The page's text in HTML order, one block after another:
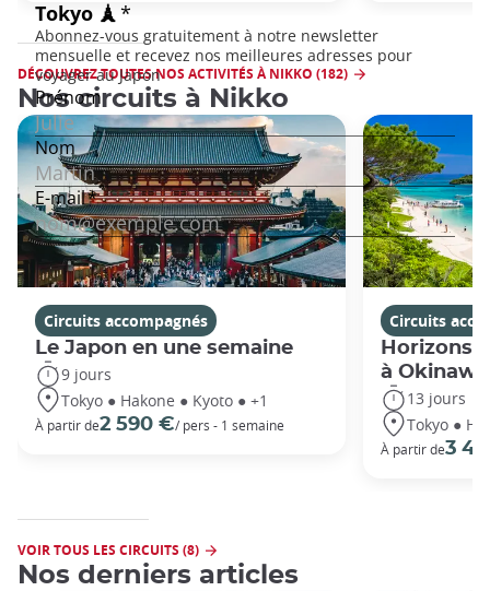
DÉCOUVREZ TOUTES NOS ACTIVITÉS À NIKKO (182)
Nos circuits à Nikko
Circuits accompagnés
Le Japon en une semaine
9 jours
Tokyo ● Hakone ● Kyoto ● +1
À partir de2 590 €/ pers - 1 semaine
Circuits
Horizons
à Okinawa
13 jours
Tokyo ●
À partir de3
VOIR TOUS LES CIRCUITS (8)
Nos derniers articles